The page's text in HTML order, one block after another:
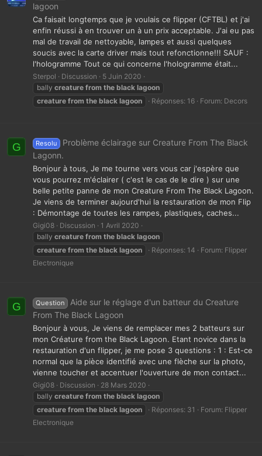
lagoon
Ca faisait longtemps que je voulais ce flipper (CFTBL) et j'ai
enfin réussi à en trouver un à un prix acceptable. J'ai eu pas
mal de travail de nettoyable, lampes et aussi quelques
soucis avec la carte driver mais tout refonctionne!!! SAUF :
l'hologramme Tout ce qui concerne l'hologramme était...
Sterpol Discussion
5 Juin 2020
bally creature from the black lagoon
creature from the black lagoon Réponses: 16 Forum: Decors
G Resolu
Problème éclairage sur Creature From The Black
Lagonn.
Bonjour à tous, Je me tourne vers vous car j'espère que
vous pourrez m'éclairer ( c'est le cas de le dire ) sur une
belle petite panne de mon Creature From The Black Lagoon.
Je viens de terminer aujourd'hui la restauration de mon Flip
: Démontage de toutes les rampes, plastiques, caches...
Gigi08 Discussion
1 Avril 2020
bally creature from the black lagoon
creature from the black lagoon Réponses: 14 Forum: Flipper
Electronique
G Question
Aide sur le réglage d'un batteur du Creature
From The Black Lagoon
Bonjour à vous, Je viens de remplacer mes 2 batteurs sur
mon Créature from the Black Lagoon. Etant novice dans la
restauration d'un flipper, je me pose 3 questions : 1 : Est-ce
normal que la pièce identifié avec une flèche sur la photo,
vienne toucher et accentuer l'ouverture de mon contact...
Gigi08 Discussion
28 Mars 2020
bally creature from the black lagoon
creature from the black lagoon Réponses: 31 Forum: Flipper
Electronique